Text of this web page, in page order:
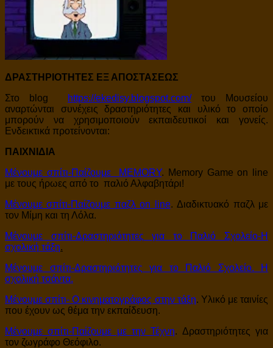
ΔΡΑΣΤΗΡΙΟΤΗΤΕΣ ΕΞ ΑΠΟΣΤΑΣΕΩΣ
Στο blog
https://ekedisy.blogspot.com/του Μουσείου
αναρτώνται συνέχεις δραστηριότητες και υλικό το οποίο
μπορούν να χρησιμοποιούν εκπαιδευτικοί και γονείς.
Ενδεικτικά προτείνονται:
ΠΑΙΧΝΙΔΙΑ
Μένουμε σπίτι-Παίζουμε MEMORY. Memory Game on line
με τους ήρωες από το παλιό Αλφαβητάρι!
Μένουμε σπίτι-Παίζουμε παζλ on line. Διαδικτυακό παζλ με
τον Μίμη και τη Λόλα.
Μένουμε σπίτι-Δραστηριότητες για το Παλιό Σχολείο-Η
σχολική τάξη.
Μένουμε σπίτι-Δραστηριότητες για το Παλιό Σχολείο. Η
σχολική τσάντα.
Μένουμε σπίτι- Ο κινηματογράφος στην τάξη. Υλικό με ταινίες
που έχουν ως θέμα την εκπαίδευση.
Μένουμε σπίτι-Παίζουμε με την Τέχνη. Δραστηριότητες για
τον ζωγράφο Θεόφιλο.